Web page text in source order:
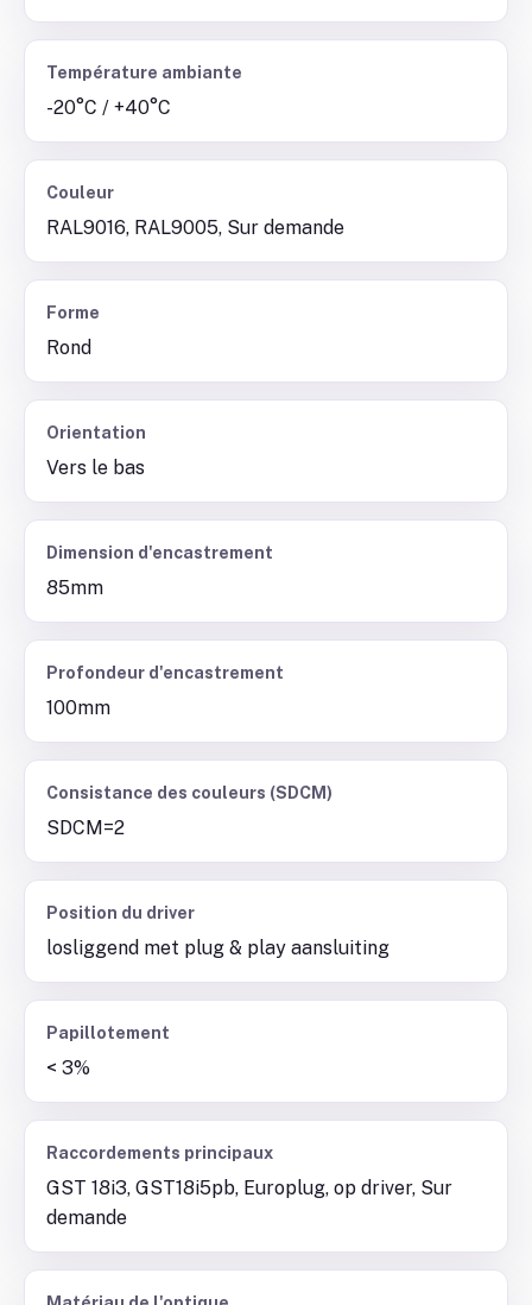
Température ambiante
-20°C / +40°C
Couleur
RAL9016, RAL9005, Sur demande
Forme
Rond
Orientation
Vers le bas
Dimension d'encastrement
85mm
Profondeur d'encastrement
100mm
Consistance des couleurs (SDCM)
SDCM=2
Position du driver
losliggend met plug & play aansluiting
Papillotement
< 3%
Raccordements principaux
GST 18i3, GST18i5pb, Europlug, op driver, Sur
demande